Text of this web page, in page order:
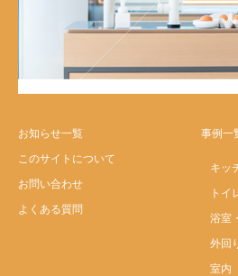
お知らせ一覧
このサイトについて
お問い合わせ
よくある質問
事例一
キッ
トイ
浴室
外回
室内